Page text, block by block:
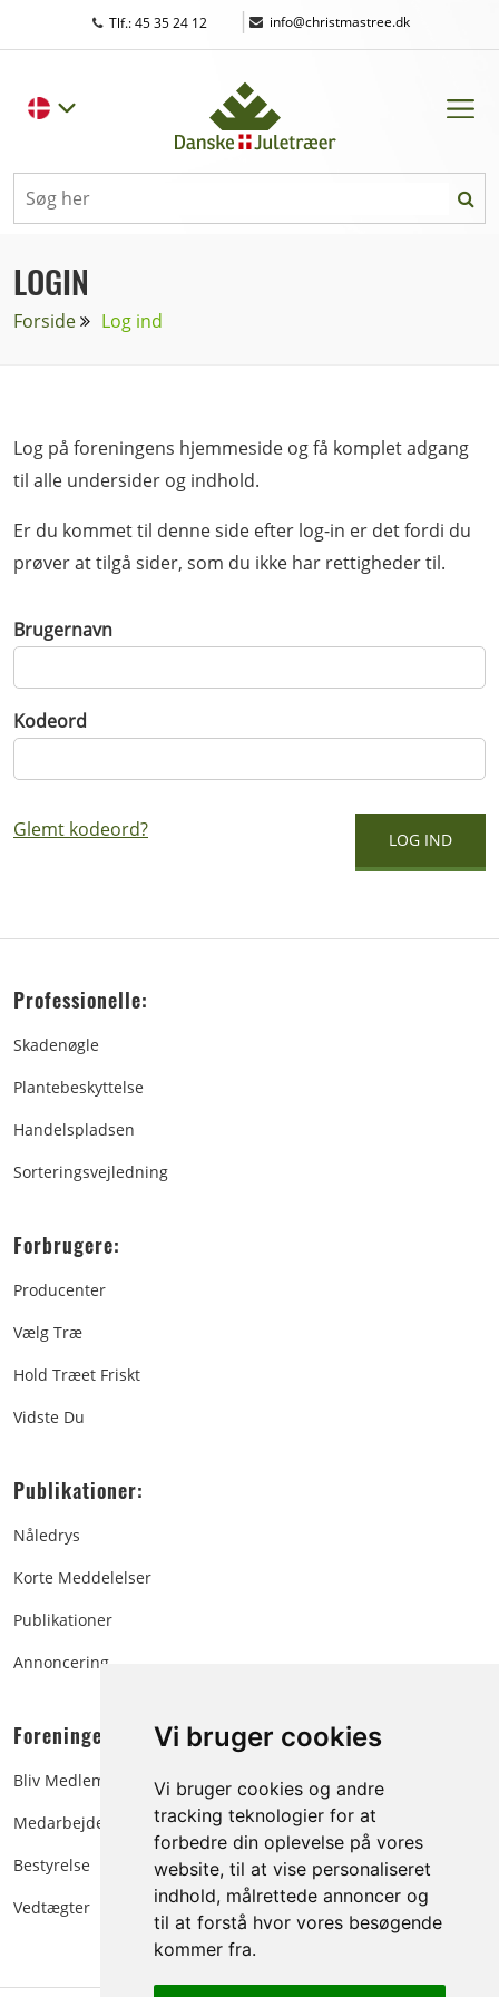
Vi bruger cookies
Vi bruger cookies og andre
tracking teknologier for at
forbedre din oplevelse på vores
website, til at vise personaliseret
indhold, målrettede annoncer og
til at forstå hvor vores besøgende
kommer fra.
Tlf.: 45 35 24 12 | info@christmastree.dk
LOGIN
Forside Log ind
Log på foreningens hjemmeside og få komplet adgang
til alle undersider og indhold.
Er du kommet til denne side efter log-in er det fordi du
prøver at tilgå sider, som du ikke har rettigheder til.
Brugernavn
Kodeord
Glemt kodeord?
Professionelle:
Skadenøgle
Plantebeskyttelse
Handelspladsen
Sorteringsvejledning
Forbrugere:
Producenter
Vælg Træ
Hold Træet Friskt
Vidste Du
Publikationer:
Nåledrys
Korte Meddelelser
Publikationer
Annoncering
Foreningen:
Bliv Medlem
Medarbejdere
Bestyrelse
Vedtægter